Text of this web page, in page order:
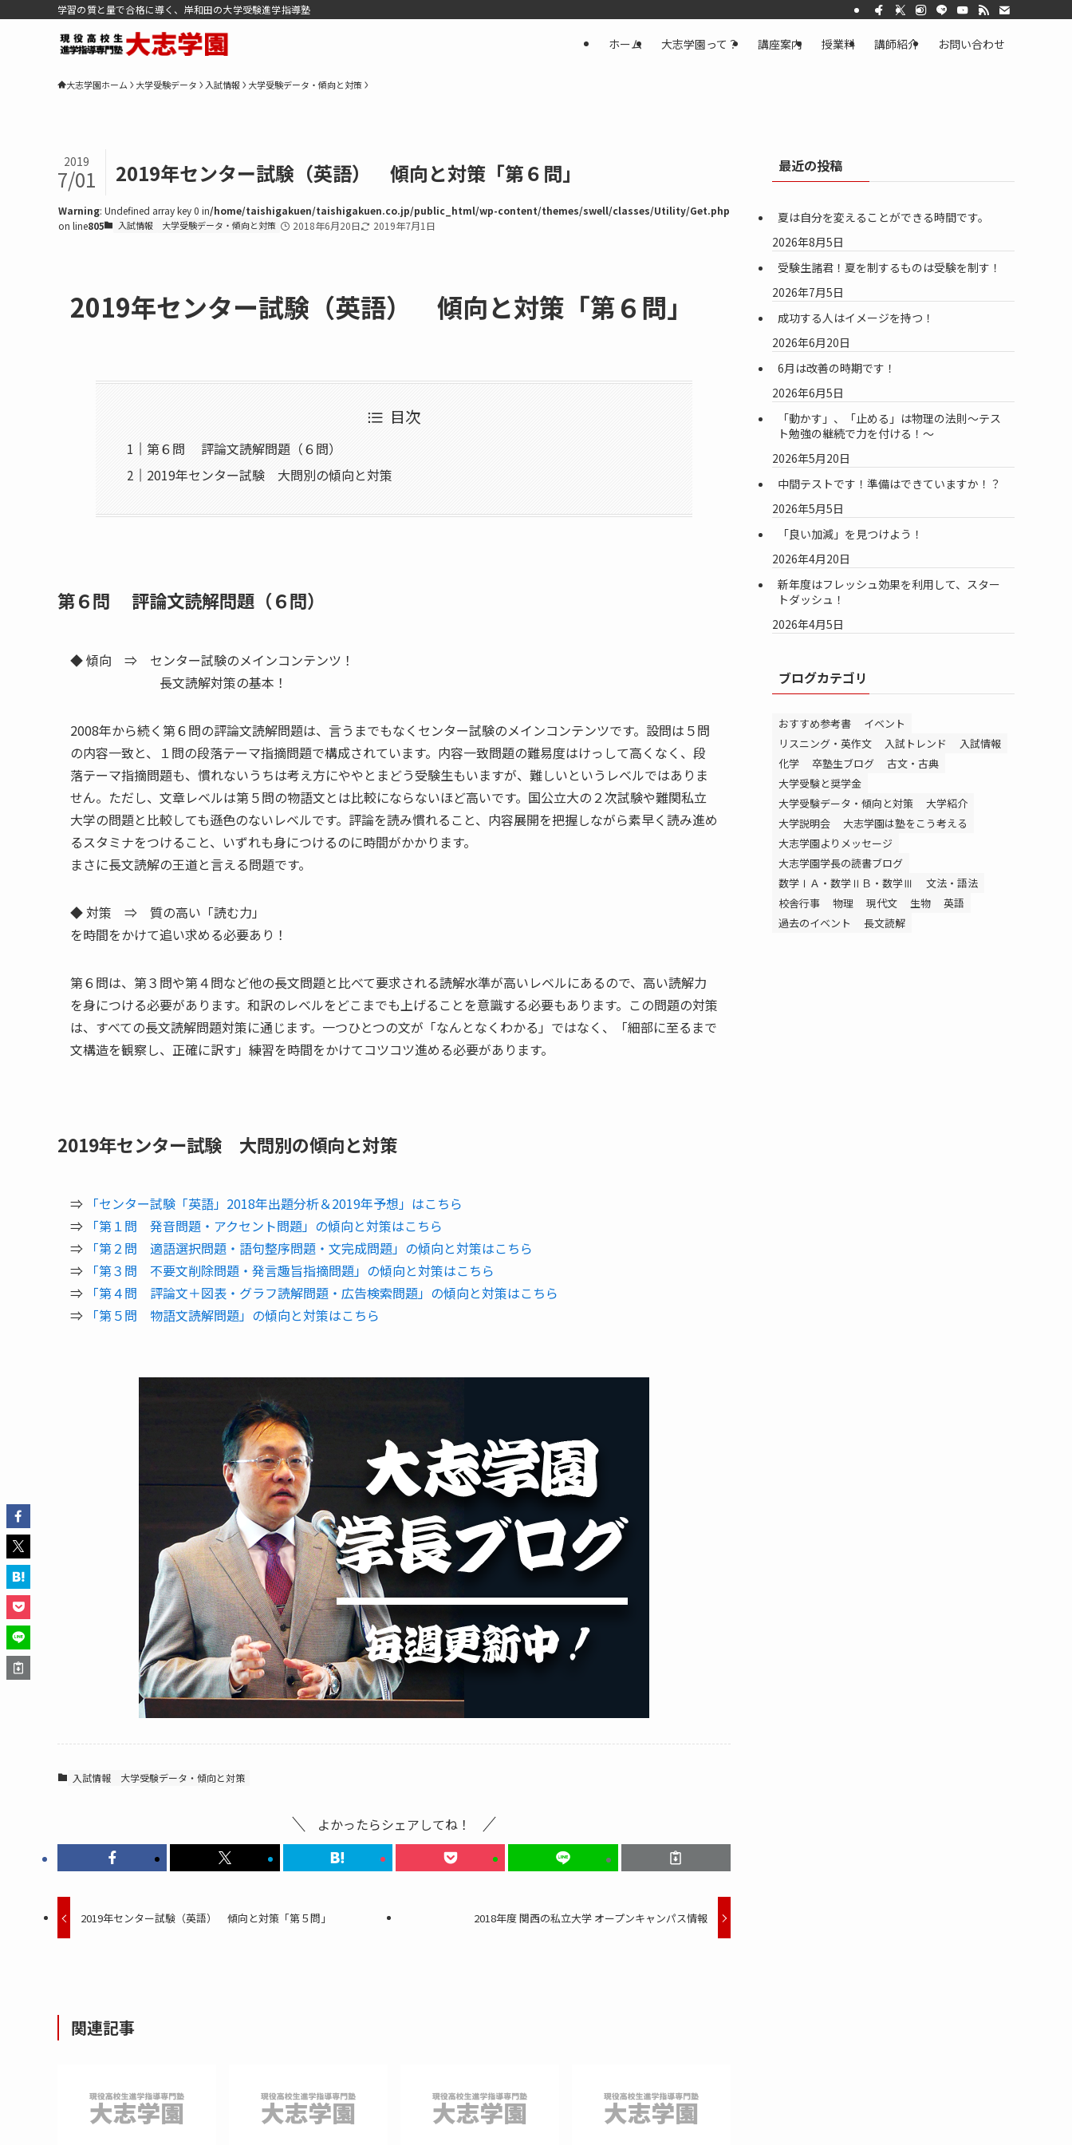
学習の質と量で合格に導く、岸和田の大学受験進学指導塾
ホーム 大志学園って？ 講座案内 授業料 講師紹介 お問い合わせ
大志学園ホーム 大学受験データ 入試情報 大学受験データ・傾向と対策
2019年センター試験（英語） 傾向と対策「第６問」
2019
7/01
Warning: Undefined array key 0 in/home/taishigakuen/taishigakuen.co.jp/public_html/wp-content/themes/swell/classes/Utility/Get.php
on line805 入試情報 大学受験データ・傾向と対策 2018年6月20日 2019年7月1日
2019年センター試験（英語） 傾向と対策「第６問」
目次
第６問 評論文読解問題（６問）
2019年センター試験 大問別の傾向と対策
第６問 評論文読解問題（６問）
◆ 傾向 ⇒ センター試験のメインコンテンツ！
長文読解対策の基本！
2008年から続く第６問の評論文読解問題は、言うまでもなくセンター試験のメインコンテンツです。設問は５問
の内容一致と、１問の段落テーマ指摘問題で構成されています。内容一致問題の難易度はけっして高くなく、段
落テーマ指摘問題も、慣れないうちは考え方にややとまどう受験生もいますが、難しいというレベルではありま
せん。ただし、文章レベルは第５問の物語文とは比較にならないほど高いです。国公立大の２次試験や難関私立
大学の問題と比較しても遜色のないレベルです。評論を読み慣れること、内容展開を把握しながら素早く読み進め
るスタミナをつけること、いずれも身につけるのに時間がかかります。
まさに長文読解の王道と言える問題です。
◆ 対策 ⇒ 質の高い「読む力」
を時間をかけて追い求める必要あり！
第６問は、第３問や第４問など他の長文問題と比べて要求される読解水準が高いレベルにあるので、高い読解力
を身につける必要があります。和訳のレベルをどこまでも上げることを意識する必要もあります。この問題の対策
は、すべての長文読解問題対策に通じます。一つひとつの文が「なんとなくわかる」ではなく、「細部に至るまで
文構造を観察し、正確に訳す」練習を時間をかけてコツコツ進める必要があります。
2019年センター試験 大問別の傾向と対策
⇒ 「センター試験「英語」2018年出題分析＆2019年予想」はこちら
⇒ 「第１問 発音問題・アクセント問題」の傾向と対策はこちら
⇒ 「第２問 適語選択問題・語句整序問題・文完成問題」の傾向と対策はこちら
⇒ 「第３問 不要文削除問題・発言趣旨指摘問題」の傾向と対策はこちら
⇒ 「第４問 評論文＋図表・グラフ読解問題・広告検索問題」の傾向と対策はこちら
⇒ 「第５問 物語文読解問題」の傾向と対策はこちら
入試情報 大学受験データ・傾向と対策
よかったらシェアしてね！
2019年センター試験（英語） 傾向と対策「第５問」 2018年度 関西の私立大学 オープンキャンパス情報
関連記事
最近の投稿
夏は自分を変えることができる時間です。
2026年8月5日
受験生諸君！夏を制するものは受験を制す！
2026年7月5日
成功する人はイメージを持つ！
2026年6月20日
6月は改善の時期です！
2026年6月5日
「動かす」、「止める」は物理の法則～テス
ト勉強の継続で力を付ける！～
2026年5月20日
中間テストです！準備はできていますか！？
2026年5月5日
「良い加減」を見つけよう！
2026年4月20日
新年度はフレッシュ効果を利用して、スター
トダッシュ！
2026年4月5日
ブログカテゴリ
おすすめ参考書
イベント
リスニング・英作文
入試トレンド
入試情報
化学
卒塾生ブログ
古文・古典
大学受験と奨学金
大学受験データ・傾向と対策
大学紹介
大学説明会
大志学園は塾をこう考える
大志学園よりメッセージ
大志学園学長の読書ブログ
数学ⅠＡ・数学ⅡＢ・数学Ⅲ
文法・語法
校舎行事
物理 現代文 生物
英語
過去のイベント
長文読解